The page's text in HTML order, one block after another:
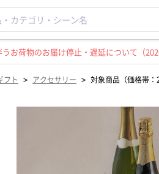
お荷物のお届け停止・遅延について（
フト > アクセサリー > 対象商品（価格帯：